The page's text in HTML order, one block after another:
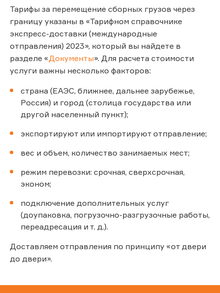
Тарифы за перемещение сборных грузов через
границу указаны в «Тарифном справочнике
экспресс-доставки (международные
отправления) 2023», который вы найдете в
разделе «Документы». Для расчета стоимости
услуги важны несколько факторов:
страна (ЕАЭС, ближнее, дальнее зарубежье,
Россия) и город (столица государства или
другой населенный пункт);
экспортируют или импортируют отправление;
вес и объем, количество занимаемых мест;
режим перевозки: срочная, сверхсрочная,
эконом;
подключение дополнительных услуг
(доупаковка, погрузочно-разгрузочные работы,
переадресация и т. д.).
Доставляем отправления по принципу «от двери
до двери».